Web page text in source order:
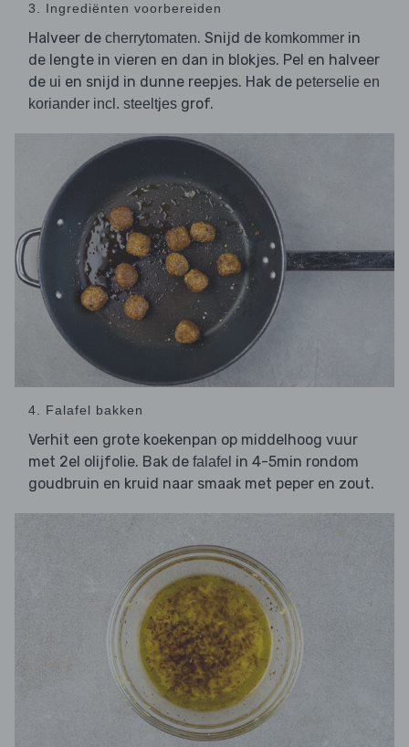
3. Ingrediënten voorbereiden
Halveer de cherrytomaten. Snijd de komkommer in
de lengte in vieren en dan in blokjes. Pel en halveer
de ui en snijd in dunne reepjes. Hak de peterselie en
koriander incl. steeltjes grof.
4. Falafel bakken
Verhit een grote koekenpan op middelhoog vuur
met 2el olijfolie. Bak de falafel in 4-5min rondom
goudbruin en kruid naar smaak met peper en zout.